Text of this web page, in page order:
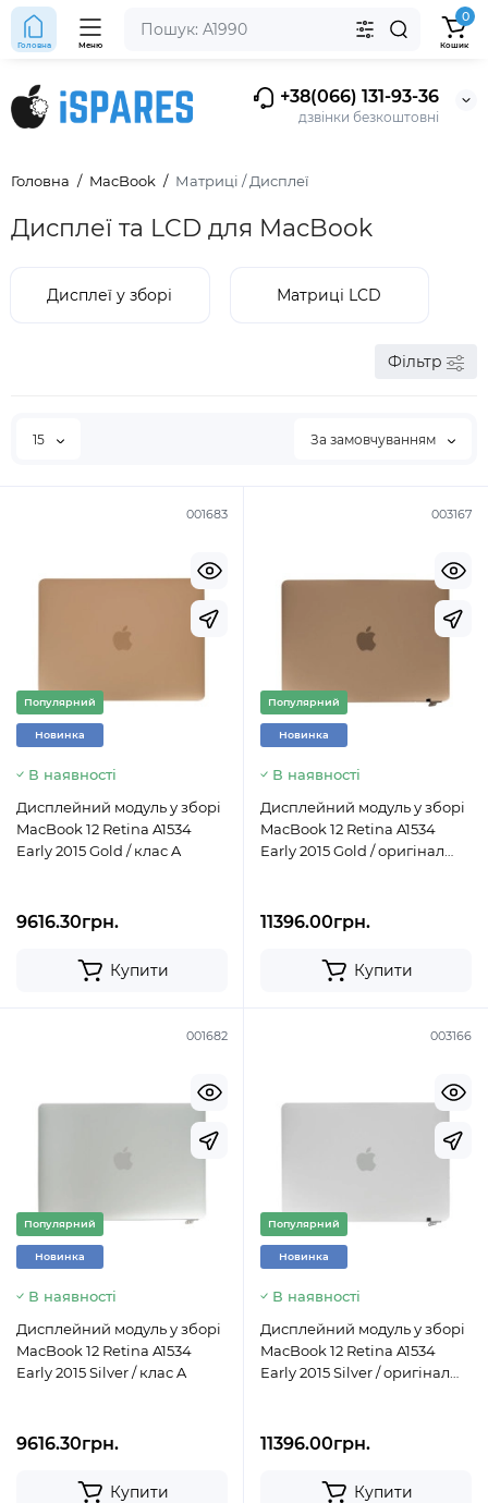
+38(066) 131-93-36
дзвінки безкоштовні
Головна Меню
0
Кошик
Головна MacBook Матриці / Дисплеї
Дисплеї та LCD для MacBook
Дисплеї у зборі Матриці LCD
Фільтр
15 За замовчуванням
001683
Популярний
Новинка
В наявності
Дисплейний модуль у зборі
MacBook 12 Retina A1534
Early 2015 Gold / клас A
9616.30грн.
Купити
003167
Популярний
Новинка
В наявності
Дисплейний модуль у зборі
MacBook 12 Retina A1534
Early 2015 Gold / оригінал
11396.00грн.
Купити
001682
Популярний
Новинка
В наявності
Дисплейний модуль у зборі
MacBook 12 Retina A1534
Early 2015 Silver / клас A
9616.30грн.
Купити
003166
Популярний
Новинка
В наявності
Дисплейний модуль у зборі
MacBook 12 Retina A1534
Early 2015 Silver / оригінал
11396.00грн.
Купити